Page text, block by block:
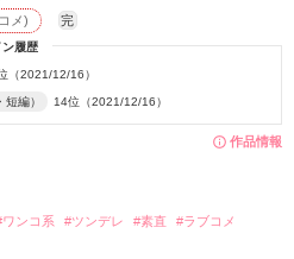
作品情報
ン履歴
（2021/12/16）
編） 14位（2021/12/16）
メ) 完
ワンコ系 #ツンデレ #素直
#ラブコメ